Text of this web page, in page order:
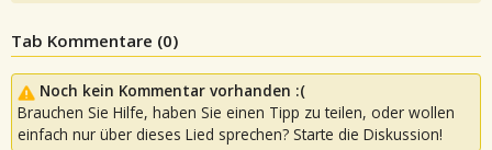
Tab Kommentare (0)
Noch kein Kommentar vorhanden :(
Brauchen Sie Hilfe, haben Sie einen Tipp zu teilen, oder wollen
einfach nur über dieses Lied sprechen? Starte die Diskussion!